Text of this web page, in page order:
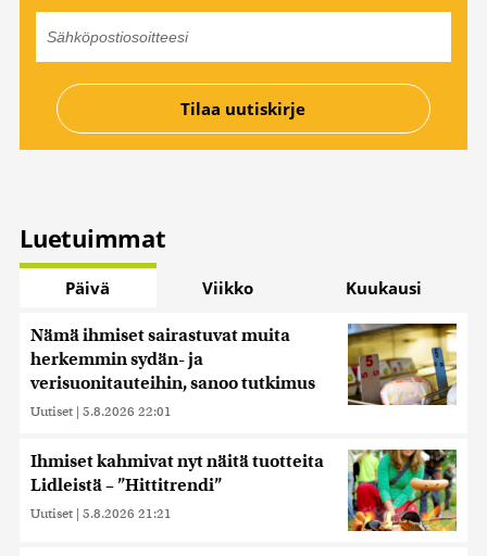
Luetuimmat
Päivä Viikko Kuukausi
Nämä ihmiset sairastuvat muita
herkemmin sydän- ja
verisuonitauteihin, sanoo tutkimus
Uutiset | 5.8.2026 22:01
Ihmiset kahmivat nyt näitä tuotteita
Lidleistä – ”Hittitrendi”
Uutiset | 5.8.2026 21:21